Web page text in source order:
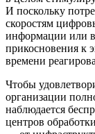
И поскольку
скоростям
информации или
прикосновения к
времени
Чтобы
организации
наблюдается
центров